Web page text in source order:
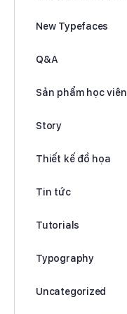
New Typefaces
Q&A
Sản phẩm học viên
Story
Thiết kế đồ họa
Tin tức
Tutorials
Typography
Uncategorized